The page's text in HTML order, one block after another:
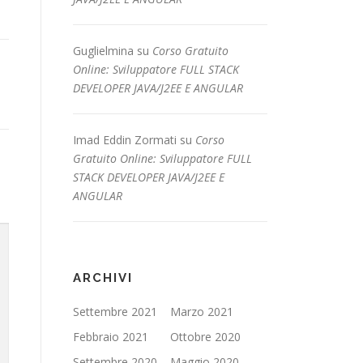
Guglielmina su Corso Gratuito
Online: Sviluppatore FULL STACK
DEVELOPER JAVA/J2EE E ANGULAR
Imad Eddin Zormati su Corso
Gratuito Online: Sviluppatore FULL
STACK DEVELOPER JAVA/J2EE E
ANGULAR
ARCHIVI
Settembre 2021
Marzo 2021
Febbraio 2021
Ottobre 2020